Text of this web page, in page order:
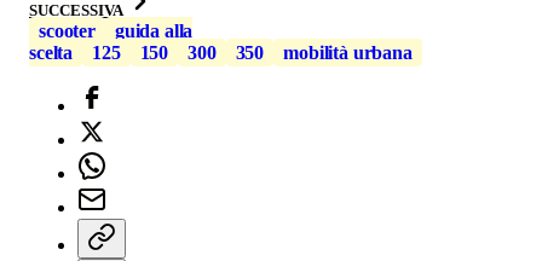
SUCCESSIVA
scooter
guida alla
scelta
125 150 300 350 mobilità urbana